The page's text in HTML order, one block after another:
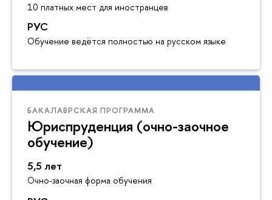
10 платных мест для иностранцев
РУС
Обучение ведётся полностью на русском языке
БАКАЛАВРСКАЯ ПРОГРАММА
Юриспруденция (очно-заочное
обучение)
5,5 лет
Очно-заочная форма обучения